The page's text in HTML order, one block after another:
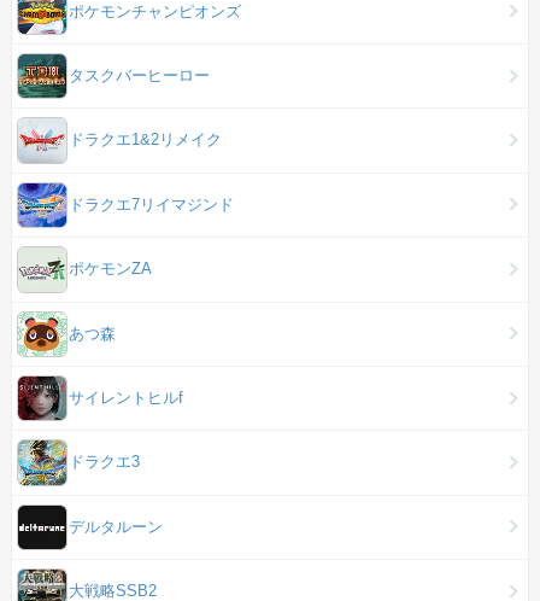
ポケモンチャンピオンズ
タスクバーヒーロー
ドラクエ1&2リメイク
ドラクエ7リイマジンド
ポケモンZA
あつ森
サイレントヒルf
ドラクエ3
デルタルーン
大戦略SSB2